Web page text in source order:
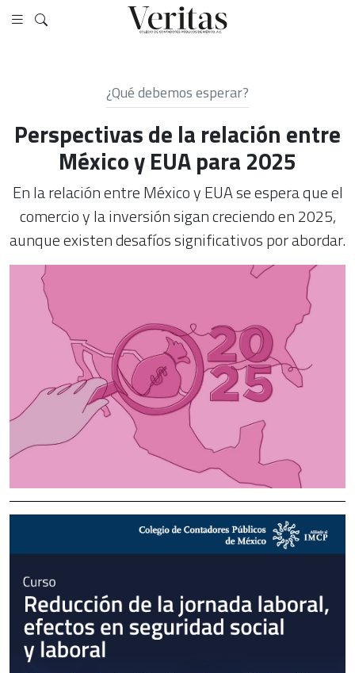
¿Qué debemos esperar?
Perspectivas de la relación entre
México y EUA para 2025
En la relación entre México y EUA se espera que el
comercio y la inversión sigan creciendo en 2025,
aunque existen desafíos significativos por abordar.